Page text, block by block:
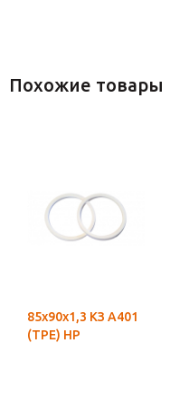
Похожие товары
85х90х1,3 КЗ А401
(ТРЕ) НР